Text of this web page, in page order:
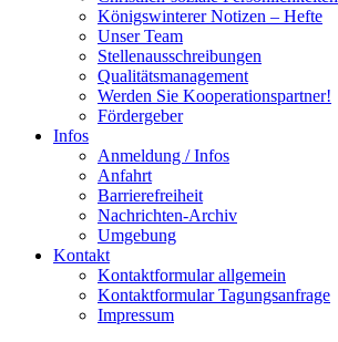
Königswinterer Notizen – Hefte
Unser Team
Stellenausschreibungen
Qualitätsmanagement
Werden Sie Kooperationspartner!
Fördergeber
Infos
Anmeldung / Infos
Anfahrt
Barrierefreiheit
Nachrichten-Archiv
Umgebung
Kontakt
Kontaktformular allgemein
Kontaktformular Tagungsanfrage
Impressum